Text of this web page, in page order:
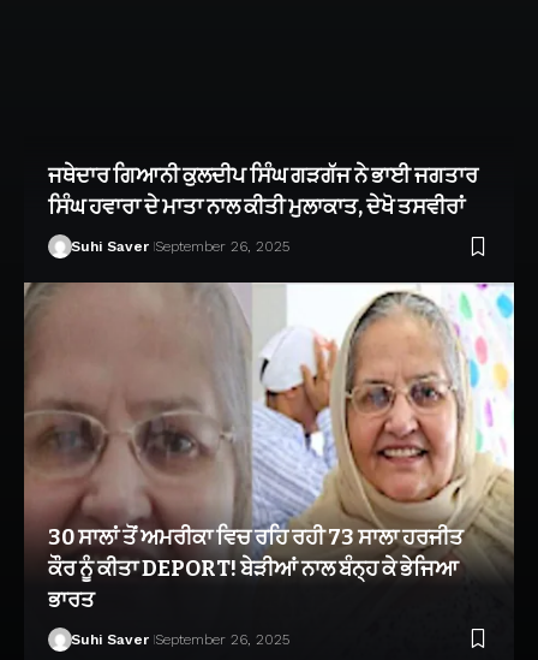
ਜਥੇਦਾਰ ਗਿਆਨੀ ਕੁਲਦੀਪ ਸਿੰਘ ਗੜਗੱਜ ਨੇ ਭਾਈ ਜਗਤਾਰ
ਸਿੰਘ ਹਵਾਰਾ ਦੇ ਮਾਤਾ ਨਾਲ ਕੀਤੀ ਮੁਲਾਕਾਤ, ਦੇਖੋ ਤਸਵੀਰਾਂ
Suhi Saver September 26, 2025
30 ਸਾਲਾਂ ਤੋਂ ਅਮਰੀਕਾ ਵਿਚ ਰਹਿ ਰਹੀ 73 ਸਾਲਾ ਹਰਜੀਤ
ਕੌਰ ਨੂੰ ਕੀਤਾ DEPORT! ਬੇੜੀਆਂ ਨਾਲ ਬੰਨ੍ਹ ਕੇ ਭੇਜਿਆ
ਭਾਰਤ
Suhi Saver September 26, 2025